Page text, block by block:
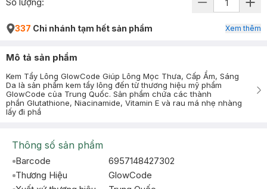
337 Chi nhánh tạm hết sản phẩm Xem thêm
Mô tả sản phẩm
Kem Tẩy Lông GlowCode Giúp Lông Mọc Thưa, Cấp Ẩm, Sáng
Da là sản phẩm kem tẩy lông đến từ thương hiệu mỹ phẩm
GlowCode của Trung Quốc. Sản phẩm chứa các thành
phần Glutathione, Niacinamide, Vitamin E và rau má nhẹ nhàng
lấy đi phầ
Thông số sản phẩm
Barcode
6957148427302
Thương Hiệu
GlowCode